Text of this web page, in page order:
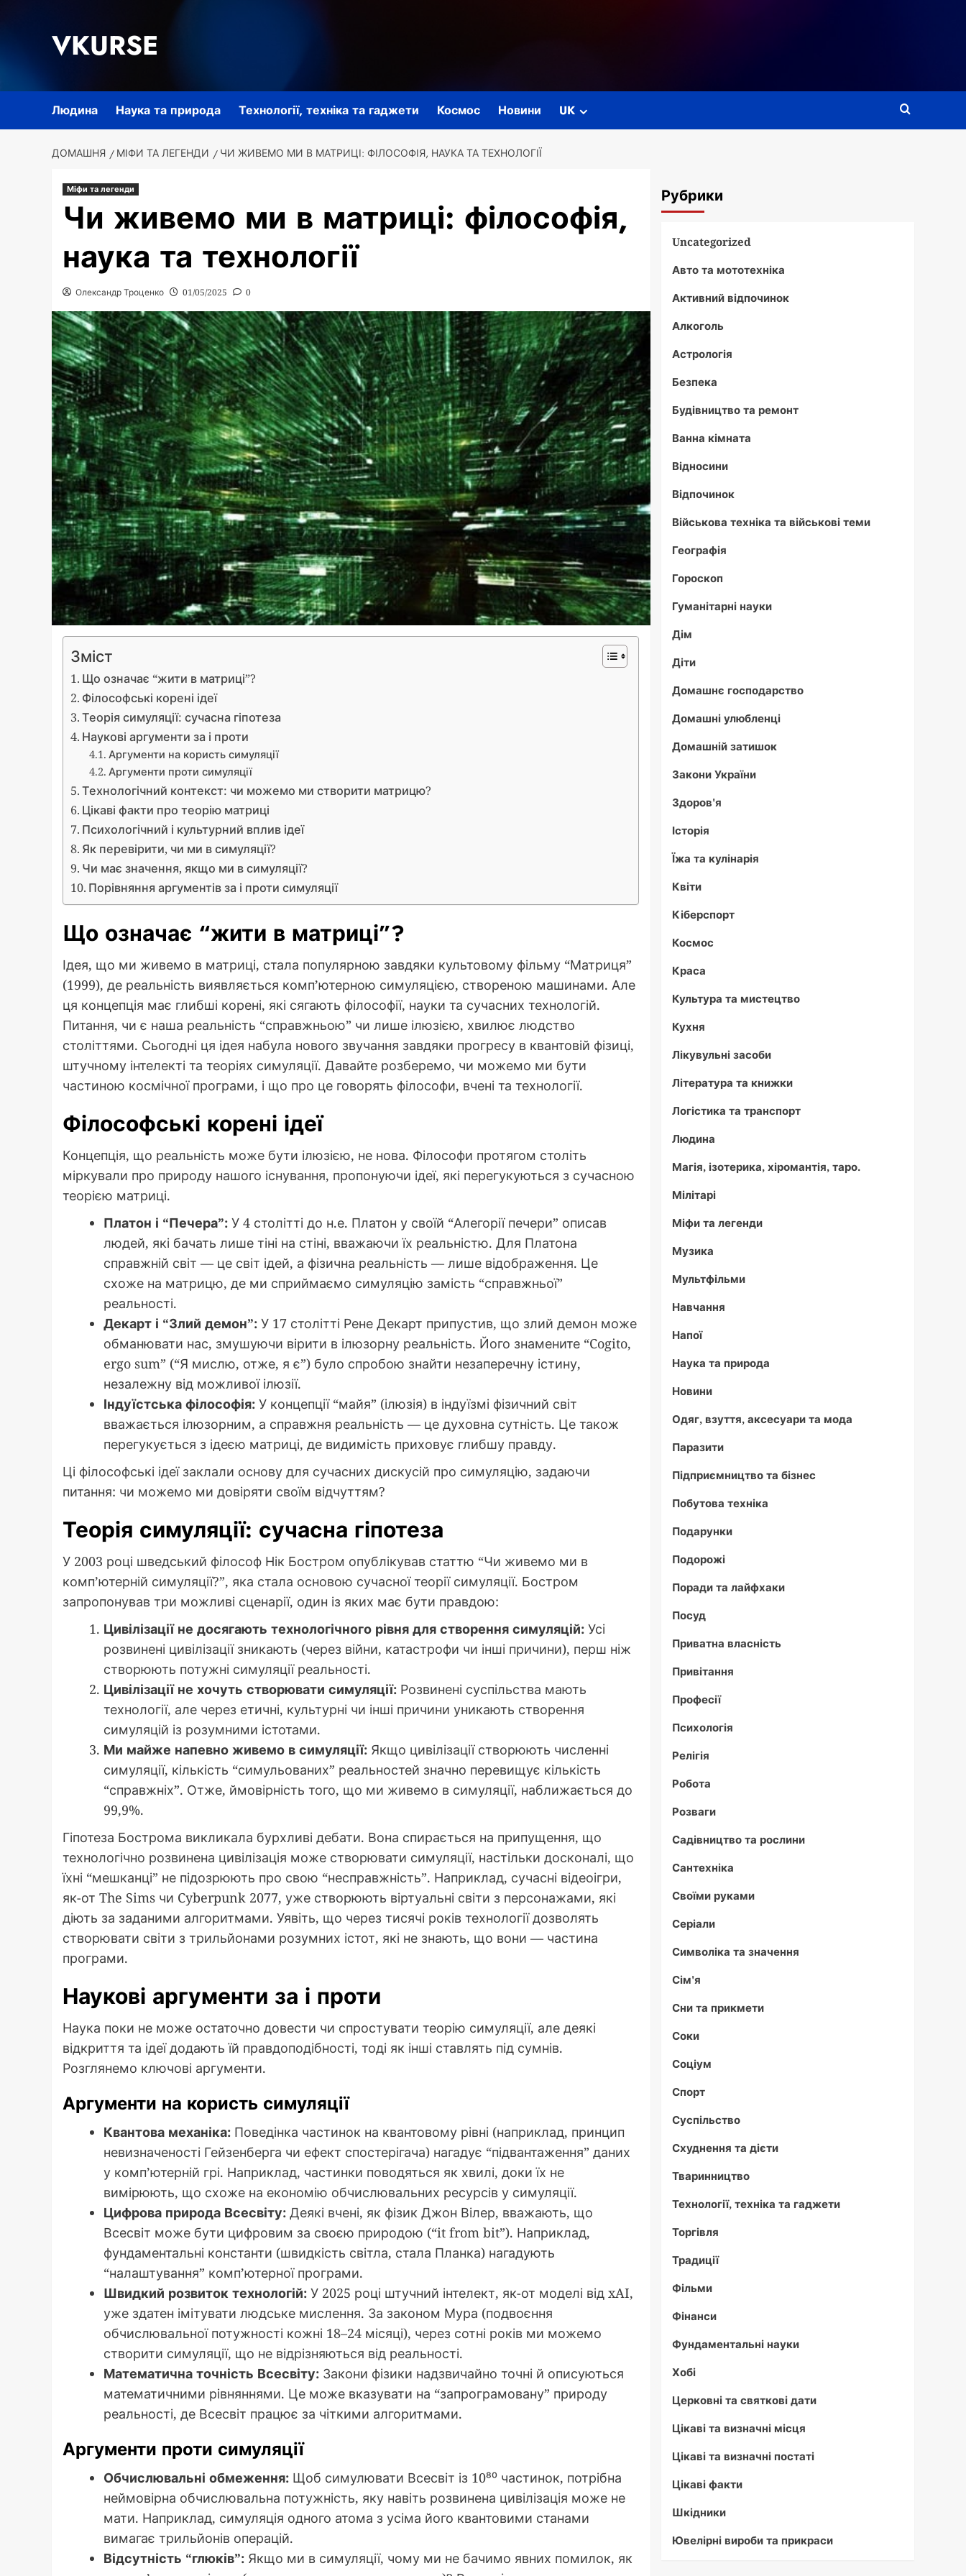
VKURSE
Людина Наука та природа Технології, техніка та гаджети Космос Новини UK
ДОМАШНЯ МІФИ ТА ЛЕГЕНДИ ЧИ ЖИВЕМО МИ В МАТРИЦІ: ФІЛОСОФІЯ, НАУКА ТА ТЕХНОЛОГІЇ
Міфи та легенди
Чи живемо ми в матриці: філософія,
наука та технології
Олександр Троценко 01/05/2025 0
Зміст
Що означає “жити в матриці”?
Філософські корені ідеї
Теорія симуляції: сучасна гіпотеза
Наукові аргументи за і проти
Аргументи на користь симуляції
Аргументи проти симуляції
Технологічний контекст: чи можемо ми створити матрицю?
Цікаві факти про теорію матриці
Психологічний і культурний вплив ідеї
Як перевірити, чи ми в симуляції?
Чи має значення, якщо ми в симуляції?
Порівняння аргументів за і проти симуляції
Що означає “жити в матриці”?
Ідея, що ми живемо в матриці, стала популярною завдяки культовому фільму “Матриця”
(1999), де реальність виявляється комп’ютерною симуляцією, створеною машинами. Але
ця концепція має глибші корені, які сягають філософії, науки та сучасних технологій.
Питання, чи є наша реальність “справжньою” чи лише ілюзією, хвилює людство
століттями. Сьогодні ця ідея набула нового звучання завдяки прогресу в квантовій фізиці,
штучному інтелекті та теоріях симуляції. Давайте розберемо, чи можемо ми бути
частиною космічної програми, і що про це говорять філософи, вчені та технології.
Філософські корені ідеї
Концепція, що реальність може бути ілюзією, не нова. Філософи протягом століть
міркували про природу нашого існування, пропонуючи ідеї, які перегукуються з сучасною
теорією матриці.
Платон і “Печера”: У 4 столітті до н.е. Платон у своїй “Алегорії печери” описав
людей, які бачать лише тіні на стіні, вважаючи їх реальністю. Для Платона
справжній світ — це світ ідей, а фізична реальність — лише відображення. Це
схоже на матрицю, де ми сприймаємо симуляцію замість “справжньої”
реальності.
Декарт і “Злий демон”: У 17 столітті Рене Декарт припустив, що злий демон може
обманювати нас, змушуючи вірити в ілюзорну реальність. Його знамените “Cogito,
ergo sum” (“Я мислю, отже, я є”) було спробою знайти незаперечну істину,
незалежну від можливої ілюзії.
Індуїстська філософія: У концепції “майя” (ілюзія) в індуїзмі фізичний світ
вважається ілюзорним, а справжня реальність — це духовна сутність. Це також
перегукується з ідеєю матриці, де видимість приховує глибшу правду.
Ці філософські ідеї заклали основу для сучасних дискусій про симуляцію, задаючи
питання: чи можемо ми довіряти своїм відчуттям?
Теорія симуляції: сучасна гіпотеза
У 2003 році шведський філософ Нік Бостром опублікував статтю “Чи живемо ми в
комп’ютерній симуляції?”, яка стала основою сучасної теорії симуляції. Бостром
запропонував три можливі сценарії, один із яких має бути правдою:
Цивілізації не досягають технологічного рівня для створення симуляцій: Усі
розвинені цивілізації зникають (через війни, катастрофи чи інші причини), перш ніж
створюють потужні симуляції реальності.
Цивілізації не хочуть створювати симуляції: Розвинені суспільства мають
технології, але через етичні, культурні чи інші причини уникають створення
симуляцій із розумними істотами.
Ми майже напевно живемо в симуляції: Якщо цивілізації створюють численні
симуляції, кількість “симульованих” реальностей значно перевищує кількість
“справжніх”. Отже, ймовірність того, що ми живемо в симуляції, наближається до
99,9%.
Гіпотеза Бострома викликала бурхливі дебати. Вона спирається на припущення, що
технологічно розвинена цивілізація може створювати симуляції, настільки досконалі, що
їхні “мешканці” не підозрюють про свою “несправжність”. Наприклад, сучасні відеоігри,
як-от The Sims чи Cyberpunk 2077, уже створюють віртуальні світи з персонажами, які
діють за заданими алгоритмами. Уявіть, що через тисячі років технології дозволять
створювати світи з трильйонами розумних істот, які не знають, що вони — частина
програми.
Наукові аргументи за і проти
Наука поки не може остаточно довести чи спростувати теорію симуляції, але деякі
відкриття та ідеї додають їй правдоподібності, тоді як інші ставлять під сумнів.
Розглянемо ключові аргументи.
Аргументи на користь симуляції
Квантова механіка: Поведінка частинок на квантовому рівні (наприклад, принцип
невизначеності Гейзенберга чи ефект спостерігача) нагадує “підвантаження” даних
у комп’ютерній грі. Наприклад, частинки поводяться як хвилі, доки їх не
вимірюють, що схоже на економію обчислювальних ресурсів у симуляції.
Цифрова природа Всесвіту: Деякі вчені, як фізик Джон Вілер, вважають, що
Всесвіт може бути цифровим за своєю природою (“it from bit”). Наприклад,
фундаментальні константи (швидкість світла, стала Планка) нагадують
“налаштування” комп’ютерної програми.
Швидкий розвиток технологій: У 2025 році штучний інтелект, як-от моделі від xAI,
уже здатен імітувати людське мислення. За законом Мура (подвоєння
обчислювальної потужності кожні 18–24 місяці), через сотні років ми можемо
створити симуляції, що не відрізняються від реальності.
Математична точність Всесвіту: Закони фізики надзвичайно точні й описуються
математичними рівняннями. Це може вказувати на “запрограмовану” природу
реальності, де Всесвіт працює за чіткими алгоритмами.
Аргументи проти симуляції
Обчислювальні обмеження: Щоб симулювати Всесвіт із 10⁸⁰ частинок, потрібна
неймовірна обчислювальна потужність, яку навіть розвинена цивілізація може не
мати. Наприклад, симуляція одного атома з усіма його квантовими станами
вимагає трильйонів операцій.
Відсутність “глюків”: Якщо ми в симуляції, чому ми не бачимо явних помилок, як
Рубрики
Uncategorized
Авто та мототехніка
Активний відпочинок
Алкоголь
Астрологія
Безпека
Будівництво та ремонт
Ванна кімната
Відносини
Відпочинок
Військова техніка та військові теми
Географія
Гороскоп
Гуманітарні науки
Дім
Діти
Домашнє господарство
Домашні улюбленці
Домашній затишок
Закони України
Здоров'я
Історія
Їжа та кулінарія
Квіти
Кіберспорт
Космос
Краса
Культура та мистецтво
Кухня
Лікувульні засоби
Література та книжки
Логістика та транспорт
Людина
Магія, ізотерика, хіромантія, таро.
Мілітарі
Міфи та легенди
Музика
Мультфільми
Навчання
Напої
Наука та природа
Новини
Одяг, взуття, аксесуари та мода
Паразити
Підприємництво та бізнес
Побутова техніка
Подарунки
Подорожі
Поради та лайфхаки
Посуд
Приватна власність
Привітання
Професії
Психологія
Релігія
Робота
Розваги
Садівництво та рослини
Сантехніка
Своїми руками
Серіали
Символіка та значення
Сім'я
Сни та прикмети
Соки
Соціум
Спорт
Суспільство
Схуднення та дієти
Тваринництво
Технології, техніка та гаджети
Торгівля
Традиції
Фільми
Фінанси
Фундаментальні науки
Хобі
Церковні та святкові дати
Цікаві та визначні місця
Цікаві та визначні постаті
Цікаві факти
Шкідники
Ювелірні вироби та прикраси